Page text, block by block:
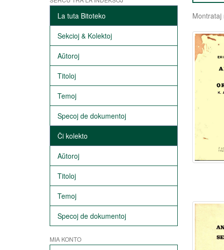
La tuta Bitoteko
Sekcioj & Kolektoj
Aŭtoroj
Titoloj
Temoj
Specoj de dokumentoj
Ĉi kolekto
Aŭtoroj
Titoloj
Temoj
Specoj de dokumentoj
MIA KONTO
Montrataj